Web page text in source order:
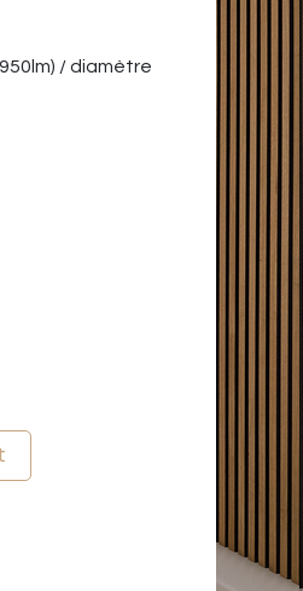
/ diamètre